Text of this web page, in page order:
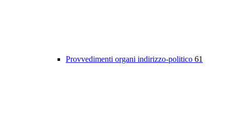
Provvedimenti organi indirizzo-politico 61